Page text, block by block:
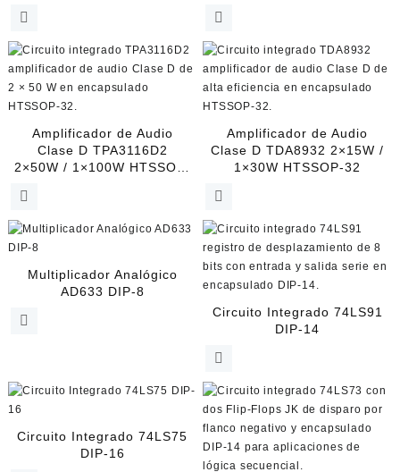
en
la
página
Amplificador de Audio
Clase D TPA3116D2
2×50W / 1×100W HTSSOP-
Amplificador de Audio
Clase D TDA8932 2×15W /
1×30W HTSSOP-32
Multiplicador Analógico
AD633 DIP-8
Circuito Integrado 74LS91
DIP-14
Circuito Integrado 74LS75
DIP-16